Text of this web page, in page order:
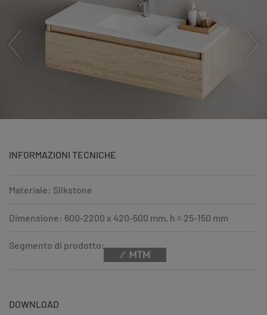
INFORMAZIONI TECNICHE
Materiale: Silkstone
Dimensione: 600-2200 x 420-500 mm, h = 25-150 mm
Segmento di prodotto:
DOWNLOAD